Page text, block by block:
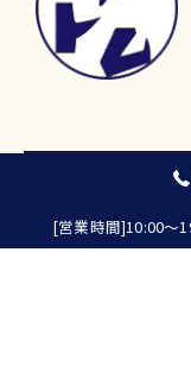
[営業時間]10:00～